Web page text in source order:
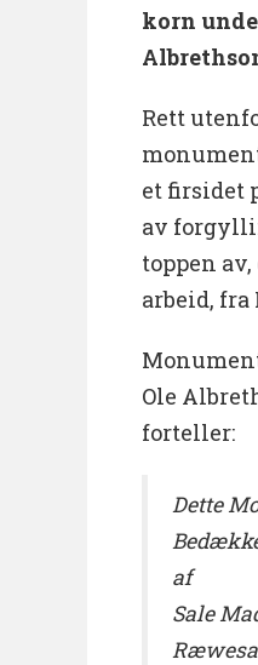
korn
Rett
et firsidet
av
toppen
arbeid,
Ole
forteller:
Dette
af
Sale